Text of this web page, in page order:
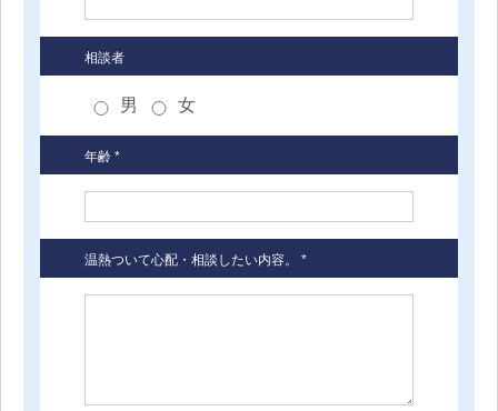
相談者
男 女
年齢 *
温熱ついて心配・相談したい内容。 *